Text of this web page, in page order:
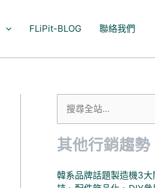
FLiPit-BLOG 聯絡我們
關
字
其他行銷趨勢
韓系品牌話題製造機3